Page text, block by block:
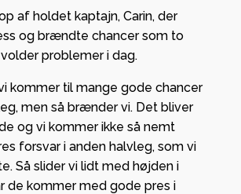
af holdet kaptajn, Carin, der
og brændte chancer som to
problemer i dag.
kommer til mange gode chancer
men så brænder vi. Det bliver
og vi kommer ikke så nemt
forsvar i anden halvleg, som vi
Så slider vi lidt med højden i
de kommer med gode pres i